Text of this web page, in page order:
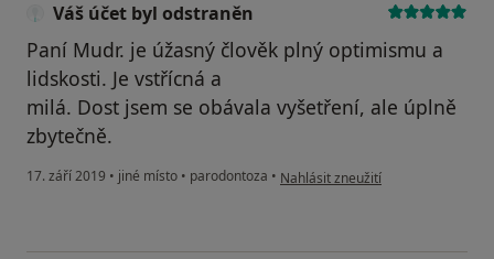
Váš účet byl odstraněn
Paní Mudr. je úžasný člověk plný optimismu a
lidskosti. Je vstřícná a
milá. Dost jsem se obávala vyšetření, ale úplně
zbytečně.
17. září 2019 • jiné místo • parodontoza • podle názoru uživatele Váš účet
Nahlásit zneužití